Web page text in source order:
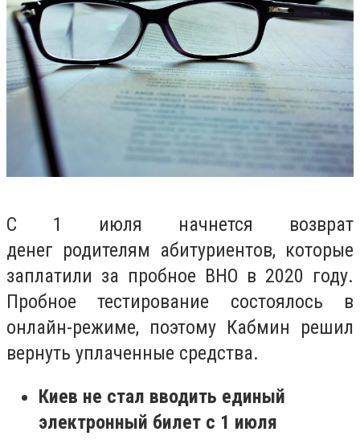
С 1 июля начнется возврат
денег родителям абитуриентов, которые
заплатили за пробное ВНО в 2020 году.
Пробное тестирование состоялось в
онлайн-режиме, поэтому Кабмин решил
вернуть уплаченные средства.
Киев не стал вводить единый
электронный билет с 1 июля